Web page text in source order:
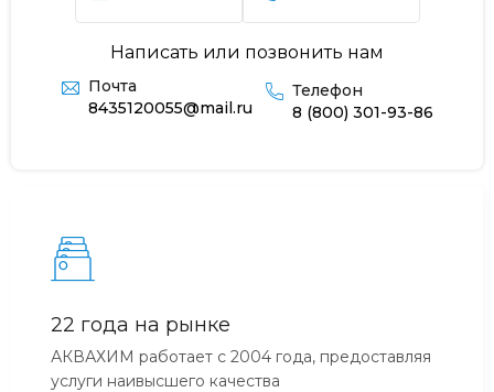
Написать или позвонить нам
Почта
8435120055@mail.ru
Телефон
8 (800) 301-93-86
22 года на рынке
АКВАХИМ работает с 2004 года, предоставляя
услуги наивысшего качества